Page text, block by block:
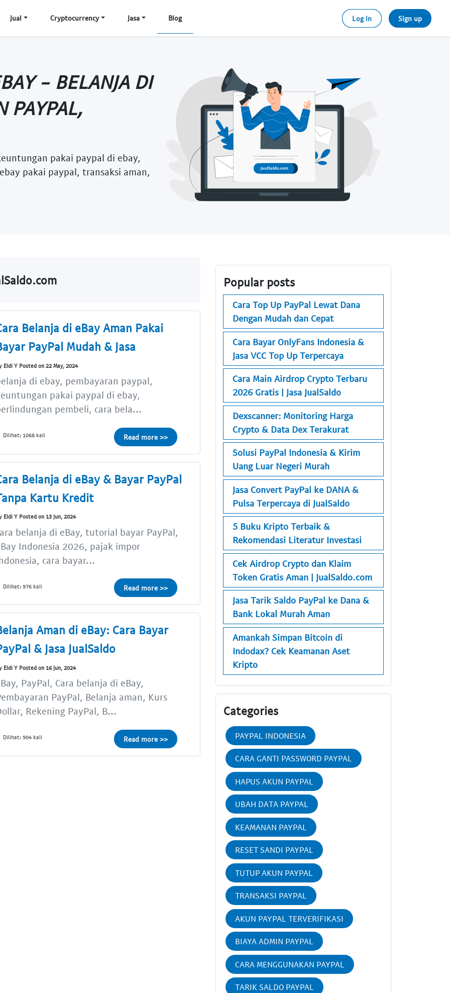
Jual Cryptocurrency Jasa Blog Log in Sign up
- BELANJA DI
PAYPAL,
pakai paypal di ebay,
pakai paypal, transaksi aman,
Belanja di eBay Aman Pakai
PayPal Mudah & Jasa
Eldi Y Posted on 22 May, 2024
di ebay, pembayaran paypal,
pakai paypal di ebay,
pembeli, cara bela...
Dilihat: 1068 kali Read more >>
Belanja di eBay & Bayar PayPal
Kartu Kredit
Eldi Y Posted on 13 Jun, 2024
belanja di eBay, tutorial bayar PayPal,
Indonesia 2026, pajak impor
cara bayar...
Dilihat: 976 kali Read more >>
Aman di eBay: Cara Bayar
& Jasa JualSaldo
Eldi Y Posted on 16 Jun, 2024
PayPal, Cara belanja di eBay,
PayPal, Belanja aman, Kurs
Rekening PayPal, B...
Dilihat: 904 kali Read more >>
Popular posts
Cara Top Up PayPal Lewat Dana
Dengan Mudah dan Cepat
Cara Bayar OnlyFans Indonesia &
Jasa VCC Top Up Terpercaya
Cara Main Airdrop Crypto Terbaru
2026 Gratis | Jasa JualSaldo
Dexscanner: Monitoring Harga
Crypto & Data Dex Terakurat
Solusi PayPal Indonesia & Kirim
Uang Luar Negeri Murah
Jasa Convert PayPal ke DANA &
Pulsa Terpercaya di JualSaldo
5 Buku Kripto Terbaik &
Rekomendasi Literatur Investasi
Cek Airdrop Crypto dan Klaim
Token Gratis Aman | JualSaldo.com
Jasa Tarik Saldo PayPal ke Dana &
Bank Lokal Murah Aman
Amankah Simpan Bitcoin di
Indodax? Cek Keamanan Aset
Kripto
Categories
PAYPAL INDONESIA
CARA GANTI PASSWORD PAYPAL
HAPUS AKUN PAYPAL
UBAH DATA PAYPAL
KEAMANAN PAYPAL
RESET SANDI PAYPAL
TUTUP AKUN PAYPAL
TRANSAKSI PAYPAL
AKUN PAYPAL TERVERIFIKASI
BIAYA ADMIN PAYPAL
CARA MENGGUNAKAN PAYPAL
TARIK SALDO PAYPAL